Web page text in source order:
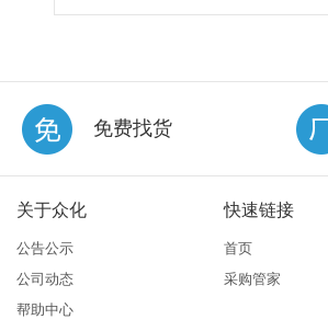
免费找货
关于众化
公告公示
公司动态
帮助中心
快速链接
首页
采购管家